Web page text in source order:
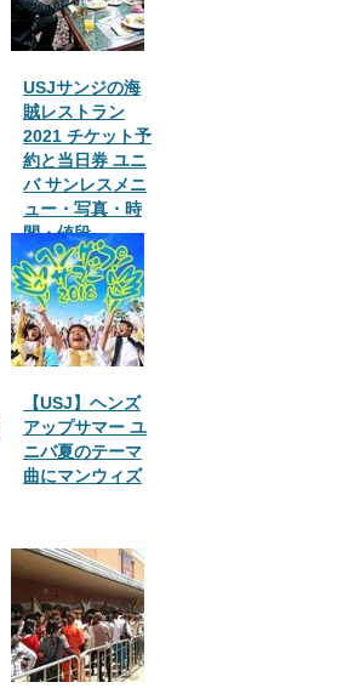
USJサンジの海
賊レストラン
2021 チケット予
約と当日券 ユニ
バ サンレスメニ
ュー・写真・時
間・値段
【USJ】ヘンズ
アップサマー ユ
ニバ夏のテーマ
曲にマンウィズ